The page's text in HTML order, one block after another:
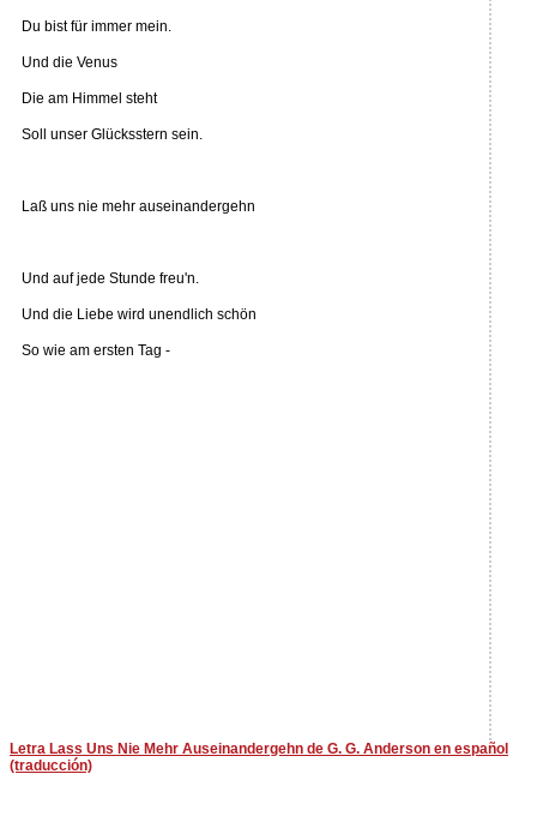
Du bist für immer mein.
Und die Venus
Die am Himmel steht
Soll unser Glücksstern sein.
Laß uns nie mehr auseinandergehn
Und auf jede Stunde freu'n.
Und die Liebe wird unendlich schön
So wie am ersten Tag -
Letra Lass Uns Nie Mehr Auseinandergehn de G. G. Anderson en español
(traducción)